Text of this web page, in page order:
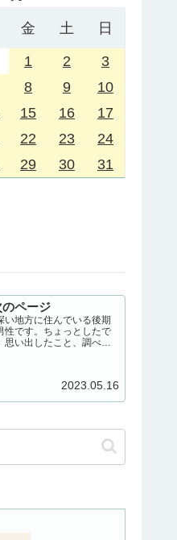
金 土 日
1 2
3
8 9
10
15 16
17
22 23
24
29 30 31
ページ
い地方に住んでいる後期
性です。ちょっとしたで
思い出したこと、調べた
2023.05.16